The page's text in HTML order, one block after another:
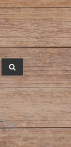
Search